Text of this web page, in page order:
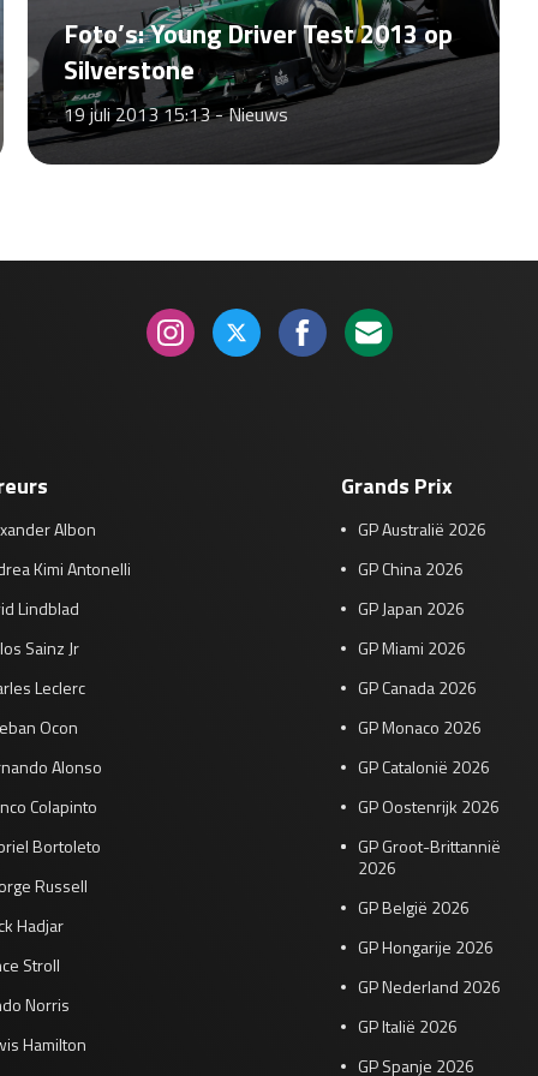
Foto’s: Young Driver Test 2013 op
Silverstone
19 juli 2013 15:13 -Nieuws
Albon
Kimi Antonelli
Lindblad
Sainz Jr
Leclerc
Ocon
Alonso
Colapinto
Bortoleto
Russell
Hadjar
Stroll
Norris
Hamilton
Grands Prix
GP Australië 2026
GP China 2026
GP Japan 2026
GP Miami 2026
GP Canada 2026
GP Monaco 2026
GP Catalonië 2026
GP Oostenrijk 2026
GP Groot-Brittannië
2026
GP België 2026
GP Hongarije 2026
GP Nederland 2026
GP Italië 2026
GP Spanje 2026